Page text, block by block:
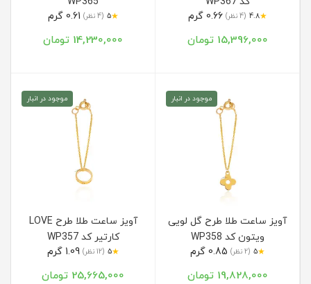
★
4.8 (4 نظر) 0.66 گرم
15,396,000 تومان
★
5 (4 نظر)
14,230,000 تومان
موجود در انبار
آویز ساعت طلا طرح گل لویی
ویتون کد WP358
★
5 (2 نظر)
19,828,000 تومان
موجود در انبار
آویز ساعت طلا طرح LOVE
کارتیر کد WP357
★
5 (12 نظر) 1.09 گرم
25,665,000 تومان